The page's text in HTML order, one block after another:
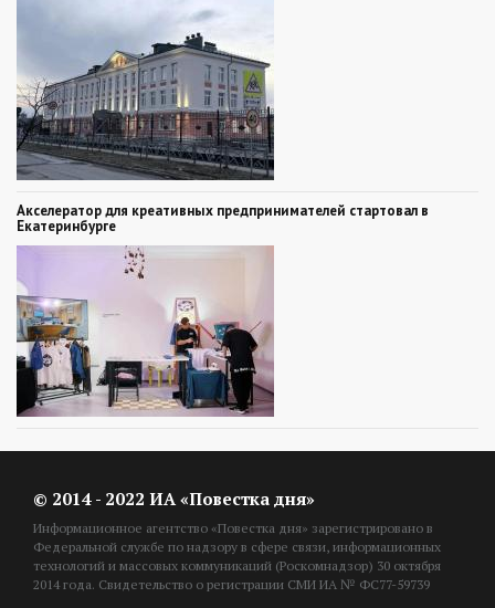
Акселератор для креативных предпринимателей стартовал в
Екатеринбурге
© 2014 - 2022 ИА «Повестка дня»
Информационное агентство «Повестка дня» зарегистрировано в
Федеральной службе по надзору в сфере связи, информационных
технологий и массовых коммуникаций (Роскомнадзор) 30 октября
2014 года. Свидетельство о регистрации СМИ ИА № ФС77-59739